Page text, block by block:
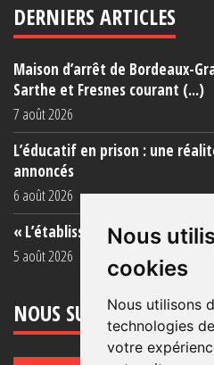
Nous
cookies
Nous utilisons
technologies
votre
DERNIERS ARTICLES
Maison d’arrêt de Bordeaux-
Sarthe et Fresnes courant (...)
7 août 2026
L’éducatif en prison : une
annoncés
6 août 2026
« L’établissement est une
5 août 2026
NOUS SUIVRE